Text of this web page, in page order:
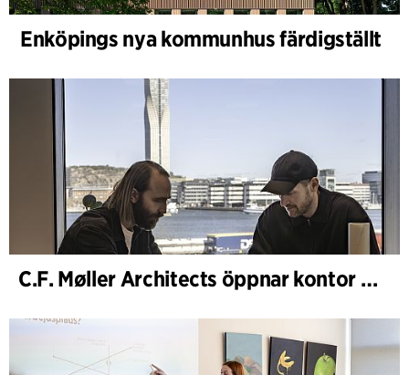
Enköpings nya kommunhus färdigställt
C.F. Møller Architects öppnar kontor i Göteborg